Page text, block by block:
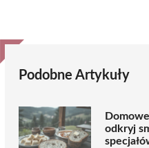
Podobne Artykuły
odkryj